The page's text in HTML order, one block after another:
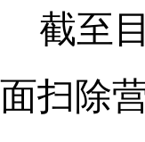
截至
面扫除